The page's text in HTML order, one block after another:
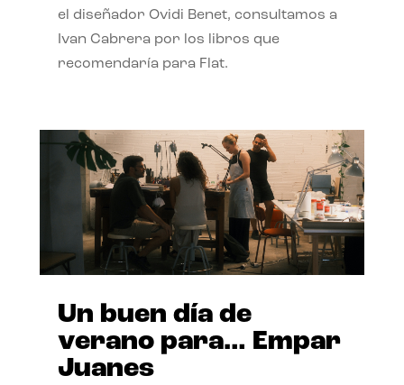
el diseñador Ovidi Benet, consultamos a
Ivan Cabrera por los libros que
recomendaría para Flat.
Un buen día de
verano para… Empar
Juanes